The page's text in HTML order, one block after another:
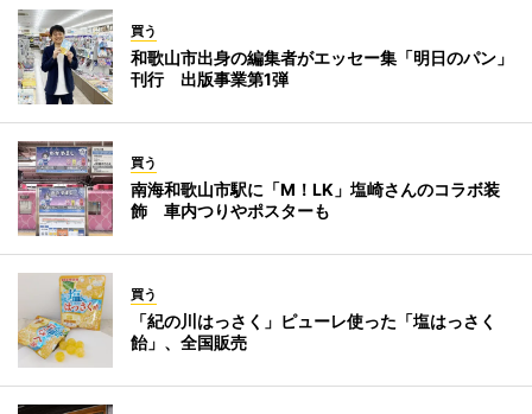
買う
和歌山市出身の編集者がエッセー集「明日のパン」
刊行 出版事業第1弾
買う
南海和歌山市駅に「M！LK」塩崎さんのコラボ装
飾 車内つりやポスターも
買う
「紀の川はっさく」ピューレ使った「塩はっさく
飴」、全国販売